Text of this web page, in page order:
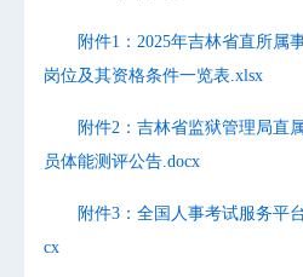
附件1：2025年吉林省直所属
岗位及其资格条件一览表.xlsx
附件2：吉林省监狱管理局直
员体能测评公告.docx
附件3：全国人事考试服务平
cx